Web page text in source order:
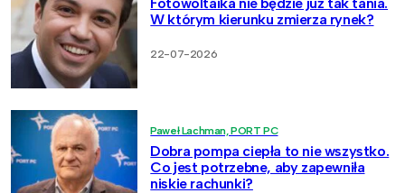
W którym kierunku zmierza rynek?
22-07-2026
Paweł Lachman, PORT PC
Dobra pompa ciepła to nie wszystko.
Co jest potrzebne, aby zapewniła
niskie rachunki?